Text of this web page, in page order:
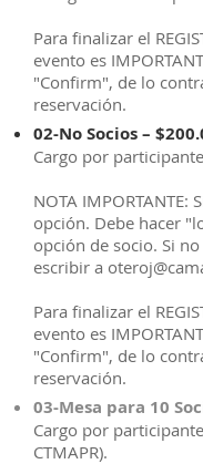
Para finalizar el
evento es
"Confirm", de lo
reservación.
02-No Socios –
Cargo por
NOTA
opción. Debe hacer
opción de socio. Si
escribir a
Para finalizar el
evento es
"Confirm", de lo
reservación.
03-Mesa para 10
Cargo por participante
CTMAPR).